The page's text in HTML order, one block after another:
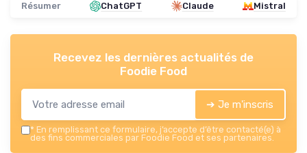
Résumer ChatGPT Claude Mistral
Recevez les dernières actualités de
Foodie Food
➔ Je m'inscris
* En remplissant ce formulaire, j’accepte d’être contacté(e) à
des fins commerciales par Foodie Food et ses partenaires.